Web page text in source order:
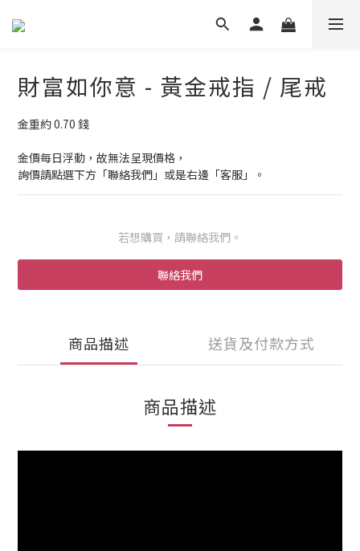
財富如你意 - 黃金戒指 / 尾戒
金重約 0.70 錢
金價每日浮動，故無法呈現價格，
詢價請點選下方「聯絡我們」或是右邊「客服」。
若想購買，請聯絡我們。
聯絡我們
商品描述 送貨及付款方式
商品描述